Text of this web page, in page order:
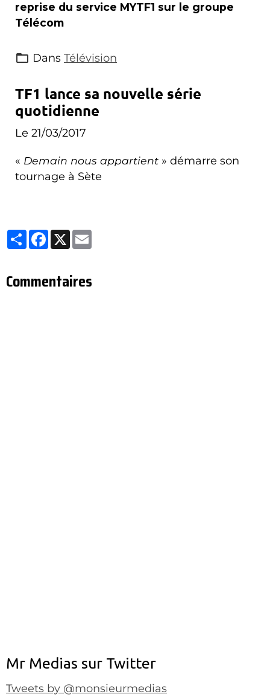
reprise du service MYTF1 sur le groupe
Télécom
Dans Télévision
TF1 lance sa nouvelle série
quotidienne
Le 21/03/2017
« Demain nous appartient » démarre son
tournage à Sète
Partager
Facebook
X
Commentaires
Mr Medias sur Twitter
Tweets by @monsieurmedias